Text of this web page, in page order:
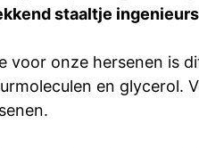
staaltje
voor onze hersenen is
en glycerol.